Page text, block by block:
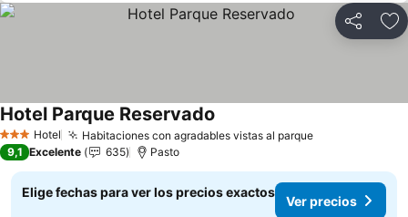
Compartir
3 Estrellas
Hotel Habitaciones con agradables vistas al parqueVer precios
Hotel Parque Reservado
9,1 Excelente 635 Pasto
Elige fechas para ver los precios exactos
Ver precios